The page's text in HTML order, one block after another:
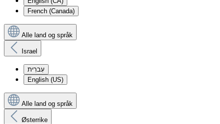
French (Canada)
Alle land og språk
Israel
עִברִית
English (US)
Alle land og språk
Østerrike